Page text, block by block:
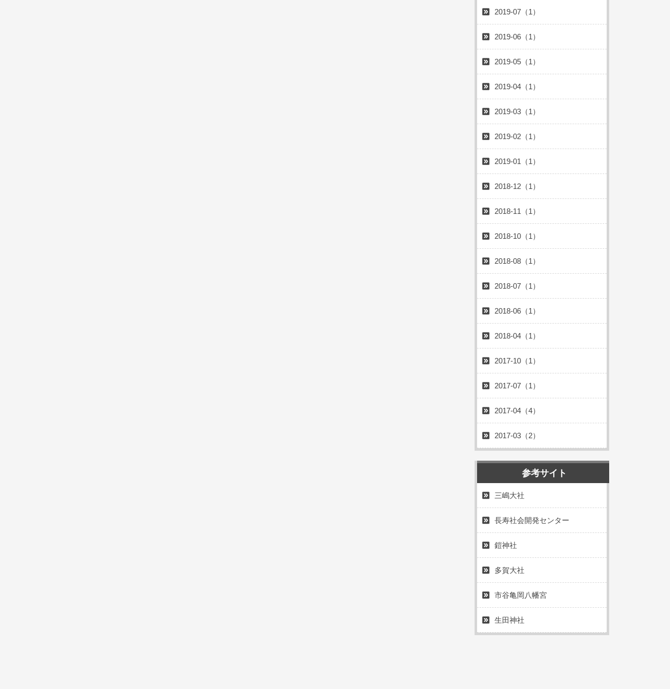
2019-07（1）
2019-06（1）
2019-05（1）
2019-04（1）
2019-03（1）
2019-02（1）
2019-01（1）
2018-12（1）
2018-11（1）
2018-10（1）
2018-08（1）
2018-07（1）
2018-06（1）
2018-04（1）
2017-10（1）
2017-07（1）
2017-04（4）
2017-03（2）
参考サイト
三嶋大社
長寿社会開発センター
鎧神社
多賀大社
市谷亀岡八幡宮
生田神社